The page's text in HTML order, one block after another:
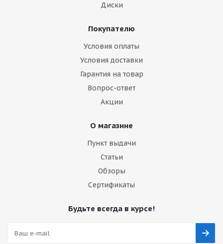
Диски
Покупателю
Условия оплаты
Условия доставки
Гарантия на товар
Вопрос-ответ
Акции
О магазине
Пункт выдачи
Статьи
Обзоры
Сертификаты
Будьте всегда в курсе!